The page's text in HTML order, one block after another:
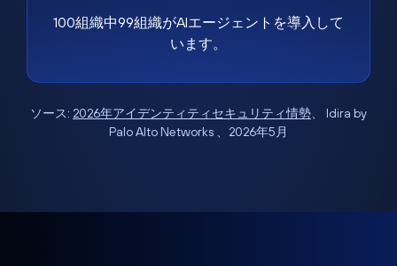
100組織中99組織がAIエージェントを導入して
います。
ソース: 2026年アイデンティティセキュリティ情勢、 Idira by
Palo Alto Networks 、2026年5月